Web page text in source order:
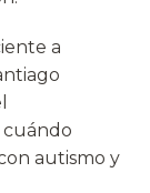
a
cuándo
autismo y